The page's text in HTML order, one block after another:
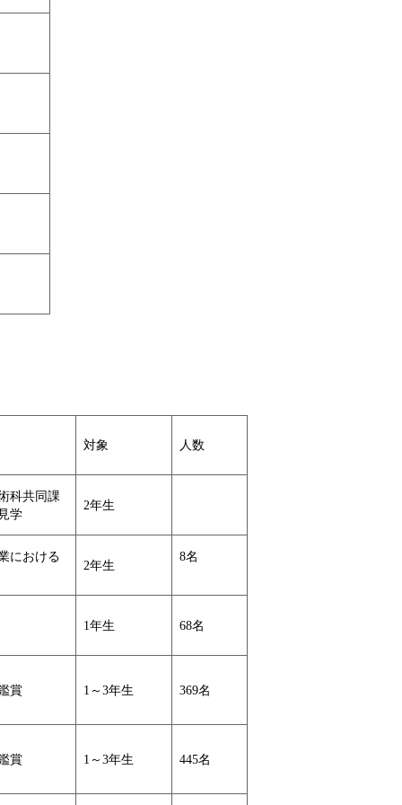
対象 人数
科共同課
学
2年生
における
2年生
8名
1年生 68名
賞 1～3年生 369名
賞 1～3年生 445名